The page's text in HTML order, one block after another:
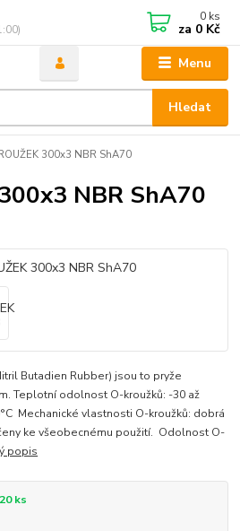
Menu
Hledat
0 ks
za 0 Kč
300x3 NBR ShA70
NBR ShA70
Butadien Rubber) jsou to pryže
Teplotní odolnost O-kroužků: -30 až
Mechanické vlastnosti O-kroužků: dobrá
ke všeobecnému použití. Odolnost O-
popis
ks